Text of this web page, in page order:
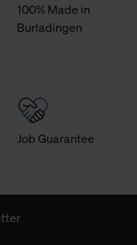
100% Made in
Burladingen
Job Guarantee